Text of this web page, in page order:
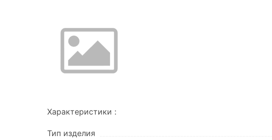
Характеристики :
Тип изделия